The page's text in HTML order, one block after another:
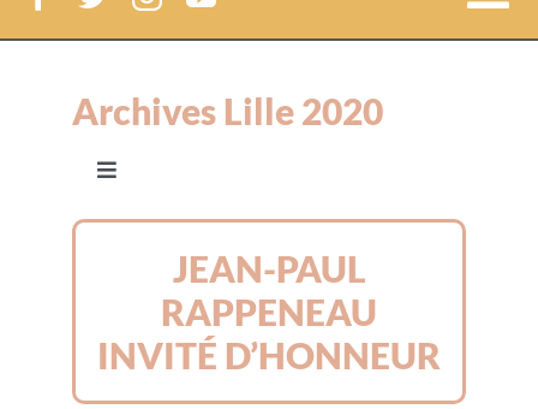
Le Festival
Le Lab
Court-métrages
Archives Lille 2020
Navigation
Les invités
Le programme jour par jour
Les avant-premières
JEAN-PAUL
RAPPENEAU
INVITÉ D’HONNEUR